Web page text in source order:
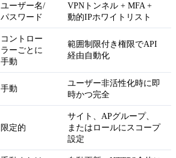
ユーザー名/
パスワード
VPNトンネル + MFA +
動的IPホワイトリスト
コントロー
ラーごとに
手動
範囲制限付き権限でAPI
経由自動化
手動
ユーザー非活性化時に即
時かつ完全
限定的
サイト、APグループ、
またはロールにスコープ
設定